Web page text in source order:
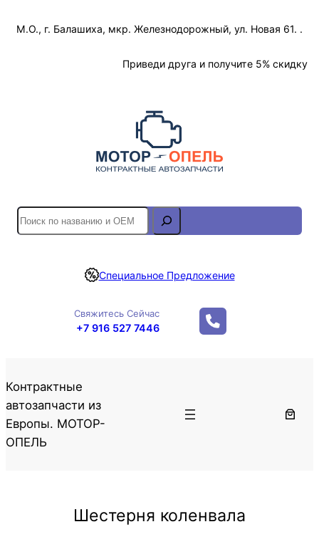
М.О., г. Балашиха, мкр. Железнодорожный, ул. Новая 61. .
Приведи друга и получите 5% скидку
S
e
r
Специальное Предложение
Свяжитесь Сейчас
+7 916 527 7446
Контрактные
автозапчасти из
Европы. МОТОР-
ОПЕЛЬ
Шестерня коленвала